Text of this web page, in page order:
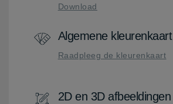
Download
Algemene kleurenkaart
Raadpleeg de kleurenkaart
2D en 3D afbeeldingen